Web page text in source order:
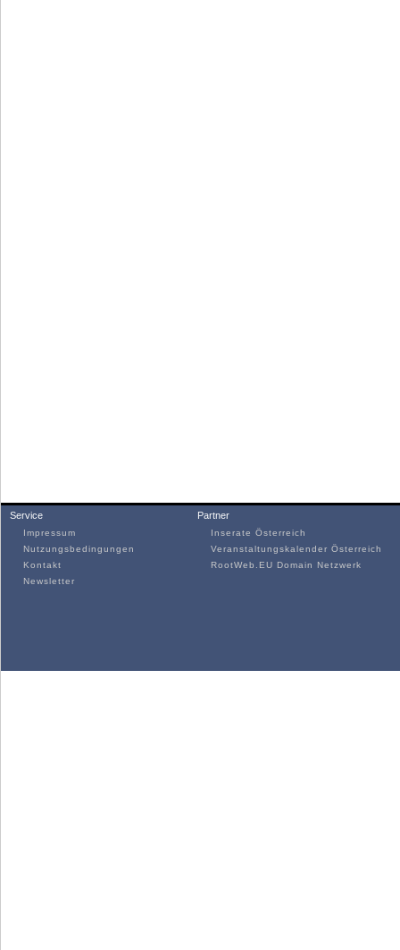
Service
Impressum
Nutzungsbedingungen
Kontakt
Newsletter
Partner
Inserate Österreich
Veranstaltungskalender Österreich
RootWeb.EU Domain Netzwerk